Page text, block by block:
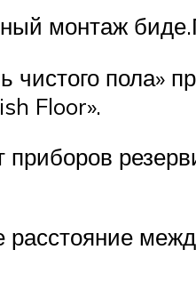
монтаж
чистого пола»
Floor».
приборов